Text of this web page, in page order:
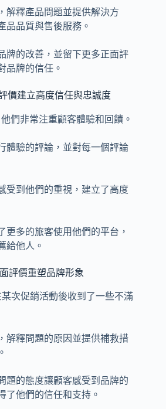
解釋產品問題並提供解決方
品品質與售後服務。
牌的改善，並留下更多正面評
品牌的信任。
價建立高度信任與忠誠度
們非常注重顧客體驗和回饋。
體驗的評論，並對每一個評論
受到他們的重視，建立了高度
更多的旅客使用他們的平台，
給他人。
評價重塑品牌形象
次促銷活動後收到了一些不滿
解釋問題的原因並提供補救措
題的態度讓顧客感受到品牌的
了他們的信任和支持。